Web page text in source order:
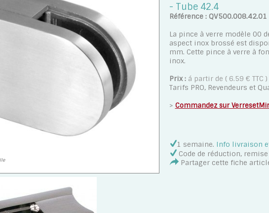
- Tube 42.4
Référence : QV500.008.42.01
La pince à verre modèle 00
aspect inox brossé est
mm. Cette pince à verre à
inox.
Prix : á partir de ( 6.59 € TTC )
Tarifs PRO, Revendeurs et
> Commandez sur
1 semaine. Info livraison
Code de réduction,
Partager cette fiche